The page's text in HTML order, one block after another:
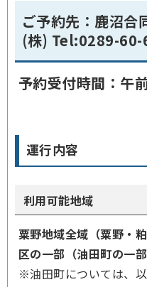
ご予約先：鹿沼合
(株) Tel:0289-60-
予約受付時間：午
運行内容
利用可能地域
粟野地域全域（粟野・
区の一部（油田町の一部
※油田町については、